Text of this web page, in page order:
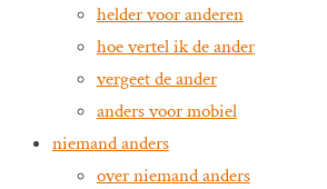
helder voor anderen
hoe vertel ik de ander
vergeet de ander
anders voor mobiel
niemand anders
over niemand anders